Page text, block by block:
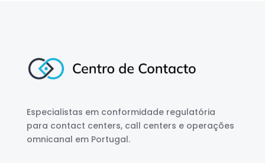
Especialistas em conformidade regulatória
para contact centers, call centers e operações
omnicanal em Portugal.